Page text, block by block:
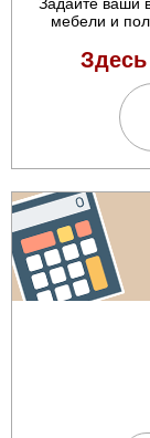
мебели и